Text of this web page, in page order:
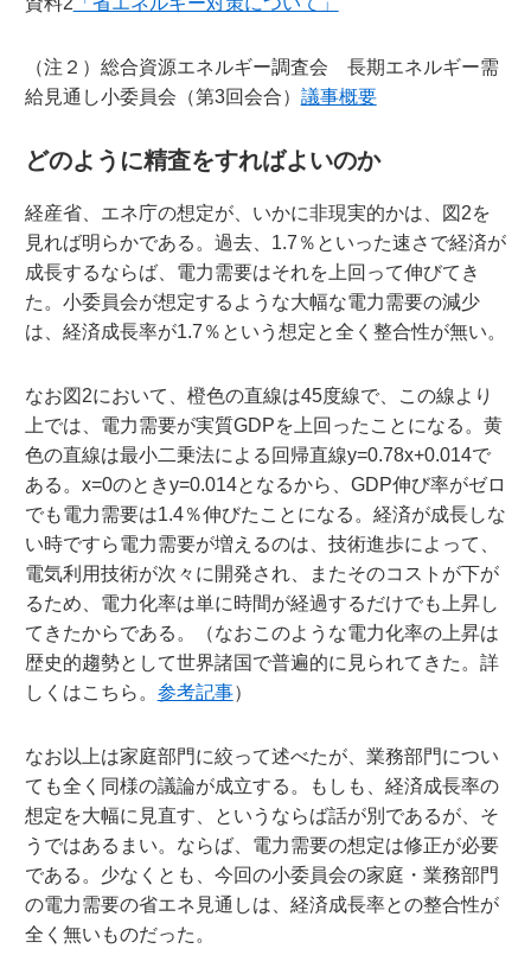
（注２）総合資源エネルギー調査会 長期エネルギー需
給見通し小委員会（第3回会合） 議事概要
どのように精査をすればよいのか
経産省、エネ庁の想定が、いかに非現実的かは、図2を
見れば明らかである。過去、1.7％といった速さで経済が
成長するならば、電力需要はそれを上回って伸びてき
た。小委員会が想定するような大幅な電力需要の減少
は、経済成長率が1.7％という想定と全く整合性が無い。
なお図2において、橙色の直線は45度線で、この線より
上では、電力需要が実質GDPを上回ったことになる。黄
色の直線は最小二乗法による回帰直線y=0.78x+0.014で
ある。x=0のときy=0.014となるから、GDP伸び率がゼロ
でも電力需要は1.4％伸びたことになる。経済が成長しな
い時ですら電力需要が増えるのは、技術進歩によって、
電気利用技術が次々に開発され、またそのコストが下が
るため、電力化率は単に時間が経過するだけでも上昇し
てきたからである。（なおこのような電力化率の上昇は
歴史的趨勢として世界諸国で普遍的に見られてきた。詳
しくはこちら。 参考記事）
なお以上は家庭部門に絞って述べたが、業務部門につい
ても全く同様の議論が成立する。もしも、経済成長率の
想定を大幅に見直す、というならば話が別であるが、そ
うではあるまい。ならば、電力需要の想定は修正が必要
である。少なくとも、今回の小委員会の家庭・業務部門
の電力需要の省エネ見通しは、経済成長率との整合性が
全く無いものだった。